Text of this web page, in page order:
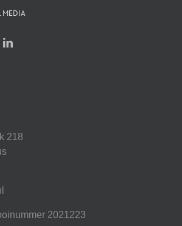
MEDIA
218
2021223